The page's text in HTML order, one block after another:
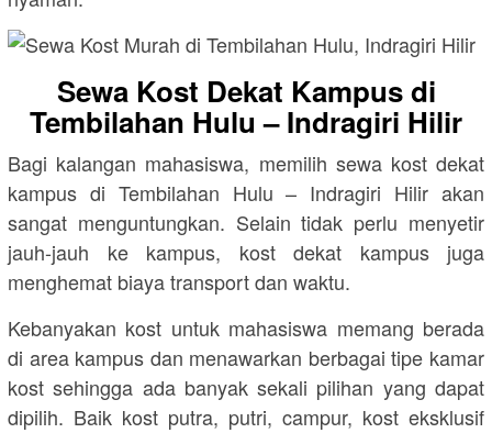
Sewa Kost Dekat Kampus di
Tembilahan Hulu – Indragiri Hilir
Bagi kalangan mahasiswa, memilih sewa kost dekat
kampus di Tembilahan Hulu – Indragiri Hilir akan
sangat menguntungkan. Selain tidak perlu menyetir
jauh-jauh ke kampus, kost dekat kampus juga
menghemat biaya transport dan waktu.
Kebanyakan kost untuk mahasiswa memang berada
di area kampus dan menawarkan berbagai tipe kamar
kost sehingga ada banyak sekali pilihan yang dapat
dipilih. Baik kost putra, putri, campur, kost eksklusif